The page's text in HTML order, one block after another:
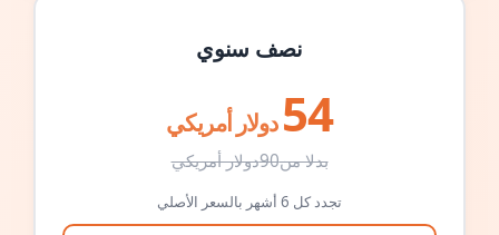
نصف سنوي
54 دولار أمريكي
بدلا من90دولار أمريكي
تجدد كل 6 أشهر بالسعر الأصلي